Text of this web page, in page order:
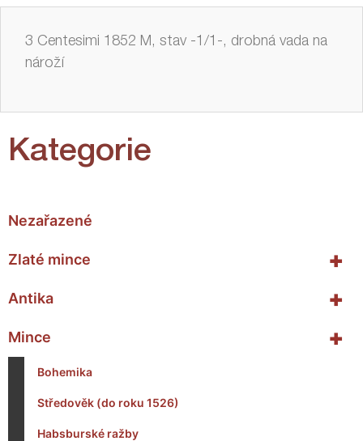
Kategorie
Nezařazené
+
Zlaté mince
+
Antika
+
Mince
Bohemika
Středověk (do roku 1526)
Habsburské ražby
3 Centesimi 1852 M, stav -1/1-, drobná vada na
nároží